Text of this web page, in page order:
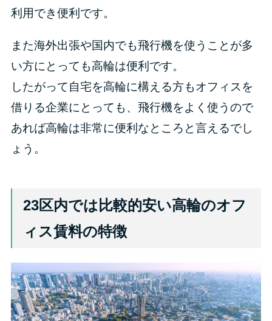
利用でき便利です。
また海外出張や国内でも飛行機を使うことが多
い方にとっても高輪は便利です。
したがって自宅を高輪に構える方もオフィスを
借りる企業にとっても、飛行機をよく使うので
あれば高輪は非常に便利なところと言えるでし
ょう。
23区内では比較的安い高輪のオフ
ィス賃料の特徴